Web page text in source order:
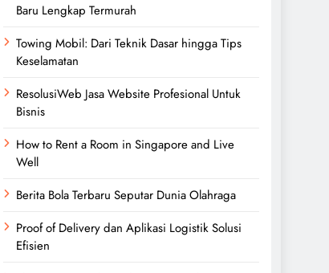
Baru Lengkap Termurah
Towing Mobil: Dari Teknik Dasar hingga Tips
Keselamatan
ResolusiWeb Jasa Website Profesional Untuk
Bisnis
How to Rent a Room in Singapore and Live
Well
Berita Bola Terbaru Seputar Dunia Olahraga
Proof of Delivery dan Aplikasi Logistik Solusi
Efisien